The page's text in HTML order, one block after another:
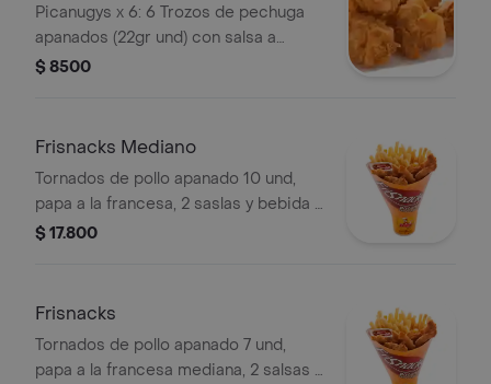
Picanugys x 6: 6 Trozos de pechuga
apanados (22gr und) con salsa a
elección
$ 8500
Frisnacks Mediano
Tornados de pollo apanado 10 und,
papa a la francesa, 2 saslas y bebida a
elección.
$ 17.800
Frisnacks
Tornados de pollo apanado 7 und,
papa a la francesa mediana, 2 salsas y